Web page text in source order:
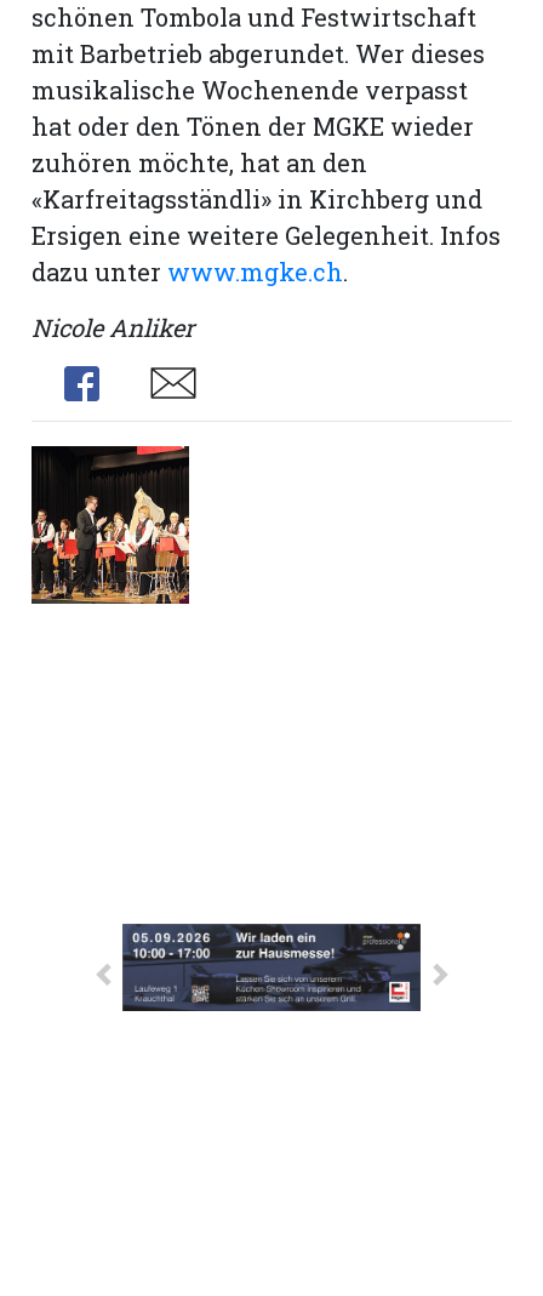
schönen Tombola und Festwirtschaft
mit Barbetrieb abgerundet. Wer dieses
musikalische Wochenende verpasst
hat oder den Tönen der MGKE wieder
zuhören möchte, hat an den
«Karfreitagsständli» in Kirchberg und
Ersigen eine weitere Gelegenheit. Infos
dazu unter www.mgke.ch.
Nicole Anliker
Share
Share